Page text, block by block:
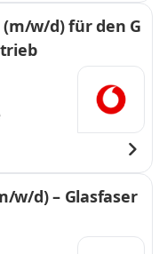
w/d) für den G
w/d) – Glasfaser